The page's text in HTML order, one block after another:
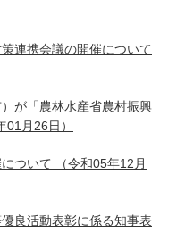
連携会議の開催について
が「農林水産省農村振興
01月26日）
ついて （令和05年12月
良活動表彰に係る知事表